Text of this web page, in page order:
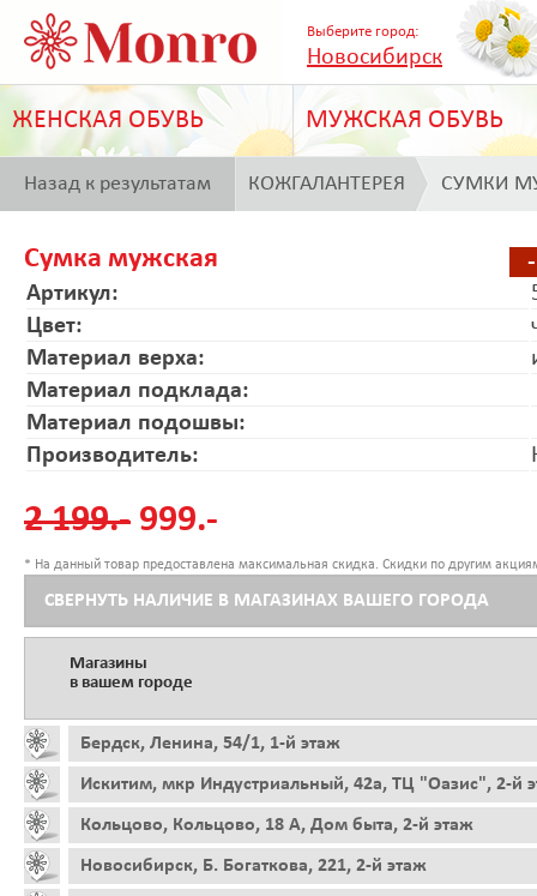
Выберите город:
Новосибирск
ЖЕНСКАЯ ОБУВЬ МУЖСКАЯ ОБУВЬ
Назад к результатам КОЖГАЛАНТЕРЕЯ СУМКИ
Сумка мужская
Артикул:
Цвет:
Материал верха:
Материал подклада:
Материал подошвы:
Производитель:
2 199.- 999.-
* На данный товар предоставлена максимальная скидка. Скидки по другим
СВЕРНУТЬ НАЛИЧИЕ В МАГАЗИНАХ ВАШЕГО ГОРОДА
Магазины
в вашем городе
Бердск, Ленина, 54/1, 1-й этаж
Искитим, мкр Индустриальный, 42а, ТЦ "Оазис", 2-й
Кольцово, Кольцово, 18 А, Дом быта, 2-й этаж
Новосибирск, Б. Богаткова, 221, 2-й этаж